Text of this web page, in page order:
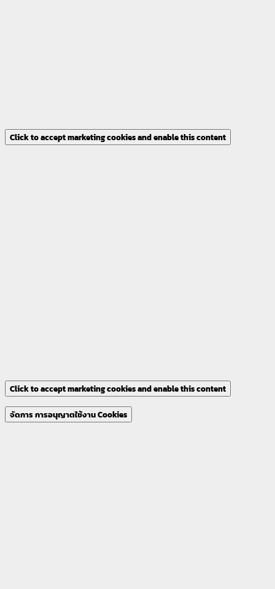
Click to accept marketing cookies and enable this content